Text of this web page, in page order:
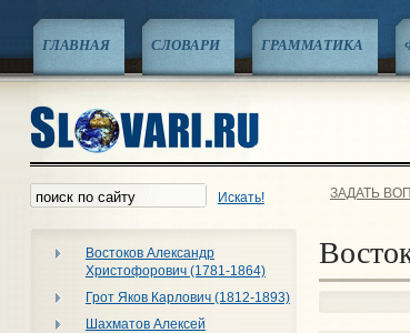
ГЛАВНАЯ СЛОВАРИ ГРАММАТИКА
Искать!
Востоков Александр
Христофорович (1781-1864)
Грот Яков Карлович (1812-1893)
Шахматов Алексей
ЗАДАТЬ